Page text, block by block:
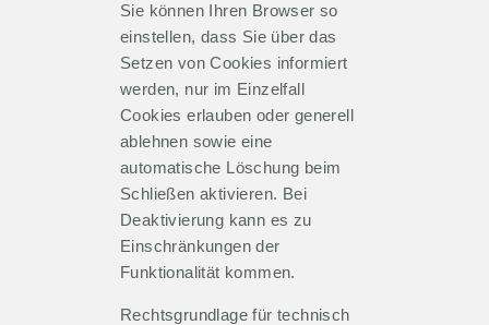
Sie können Ihren Browser so
einstellen, dass Sie über das
Setzen von Cookies informiert
werden, nur im Einzelfall
Cookies erlauben oder generell
ablehnen sowie eine
automatische Löschung beim
Schließen aktivieren. Bei
Deaktivierung kann es zu
Einschränkungen der
Funktionalität kommen.
Rechtsgrundlage für technisch